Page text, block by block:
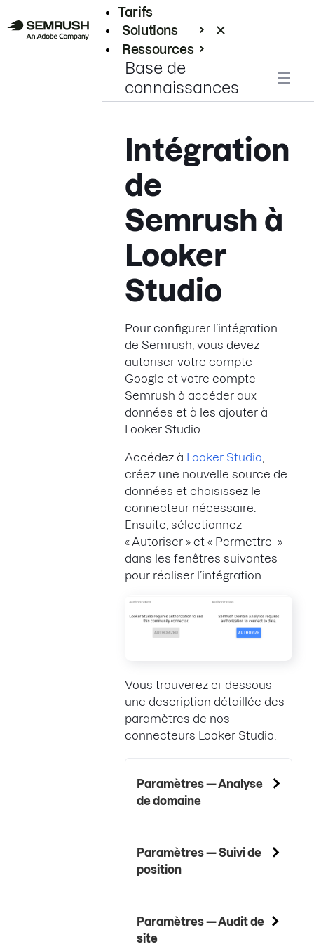
Tarifs
Solutions
Ressources
Entreprises
Base de
connaissances
Intégration
de
Semrush à
Looker
Studio
Pour configurer l’intégration
de Semrush, vous devez
autoriser votre compte
Google et votre compte
Semrush à accéder aux
données et à les ajouter à
Looker Studio.
Accédez à Looker Studio
créez une nouvelle source de
données et choisissez le
connecteur nécessaire.
Ensuite, sélectionnez
« Autoriser » et « Permettre »
dans les fenêtres suivantes
pour réaliser l’intégration.
Vous trouverez ci-dessous
une description détaillée des
paramètres de nos
connecteurs Looker Studio.
Paramètres — Analyse
de domaine
Paramètres — Suivi de
position
Paramètres — Audit de
site